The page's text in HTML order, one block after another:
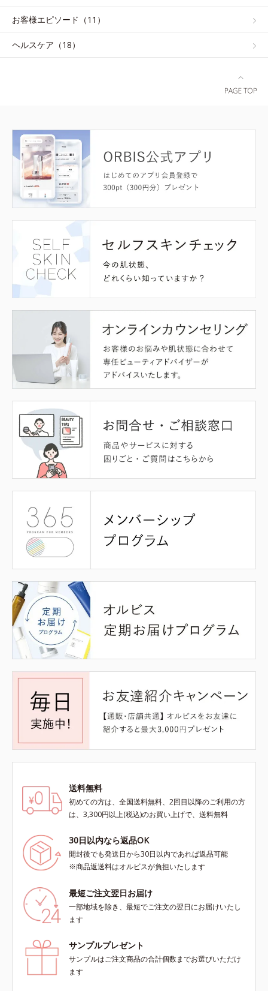
お客様エピソード（11）
ヘルスケア（18）
送料無料
初めての方は、全国送料無料、2回目以降のご利用の方
は、3,300円以上(税込)のお買い上げで、送料無料
30日以内なら返品OK
開封後でも発送日から30日以内であれば返品可能
※商品返送料はオルビスが負担いたします
最短ご注文翌日お届け
一部地域を除き、最短でご注文の翌日にお届けいたし
ます
サンプルプレゼント
サンプルはご注文商品の合計個数までお選びいただけ
ます